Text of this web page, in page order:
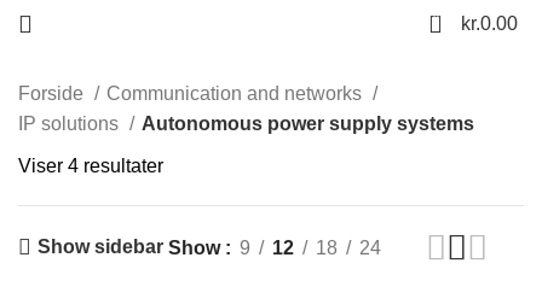
0 kr.0.00
Forside
Communication and networks
IP solutions
Autonomous power supply systems
Viser 4 resultater
Show sidebar Show 9 12 18 24